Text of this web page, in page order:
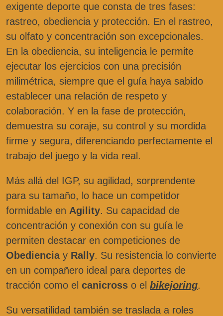
exigente deporte que consta de tres fases:
rastreo, obediencia y protección. En el rastreo,
su olfato y concentración son excepcionales.
En la obediencia, su inteligencia le permite
ejecutar los ejercicios con una precisión
milimétrica, siempre que el guía haya sabido
establecer una relación de respeto y
colaboración. Y en la fase de protección,
demuestra su coraje, su control y su mordida
firme y segura, diferenciando perfectamente el
trabajo del juego y la vida real.
Más allá del IGP, su agilidad, sorprendente
para su tamaño, lo hace un competidor
formidable en Agility. Su capacidad de
concentración y conexión con su guía le
permiten destacar en competiciones de
Obedienciay Rally. Su resistencia lo convierte
en un compañero ideal para deportes de
tracción como el canicross o el bikejoring.
Su versatilidad también se traslada a roles